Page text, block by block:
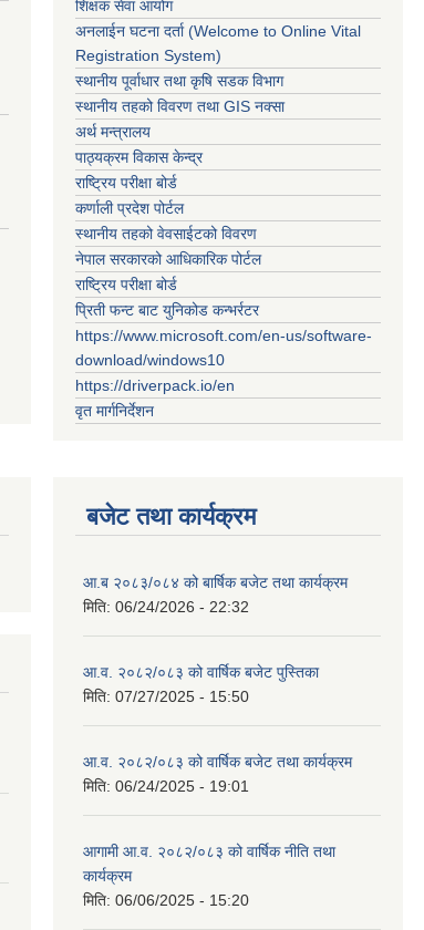
शिक्षक सेवा आयोग
अनलाईन घटना दर्ता (Welcome to Online Vital
Registration System)
स्थानीय पूर्वाधार तथा कृषि सडक विभाग
स्थानीय तहको विवरण तथा GIS नक्सा
अर्थ मन्त्रालय
पाठ्यक्रम विकास केन्द्र
राष्ट्रिय परीक्षा बोर्ड
कर्णाली प्रदेश पोर्टल
स्थानीय तहको वेवसाईटको विवरण
नेपाल सरकारको आधिकारिक पोर्टल
राष्ट्रिय परीक्षा बोर्ड
प्रिती फन्ट बाट युनिकोड कन्भर्रटर
https://www.microsoft.com/en-us/software-
download/windows10
https://driverpack.io/en
वृत मार्गनिर्देशन
बजेट तथा कार्यक्रम
आ.ब २०८३/०८४ को बार्षिक बजेट तथा कार्यक्रम
मिति: 06/24/2026 - 22:32
आ.व. २०८२/०८३ को वार्षिक बजेट पुस्तिका
मिति: 07/27/2025 - 15:50
आ.व. २०८२/०८३ को वार्षिक बजेट तथा कार्यक्रम
मिति: 06/24/2025 - 19:01
आगामी आ.व. २०८२/०८३ को वार्षिक नीति तथा
कार्यक्रम
मिति: 06/06/2025 - 15:20